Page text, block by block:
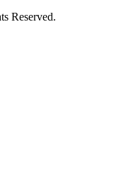
Reserved.